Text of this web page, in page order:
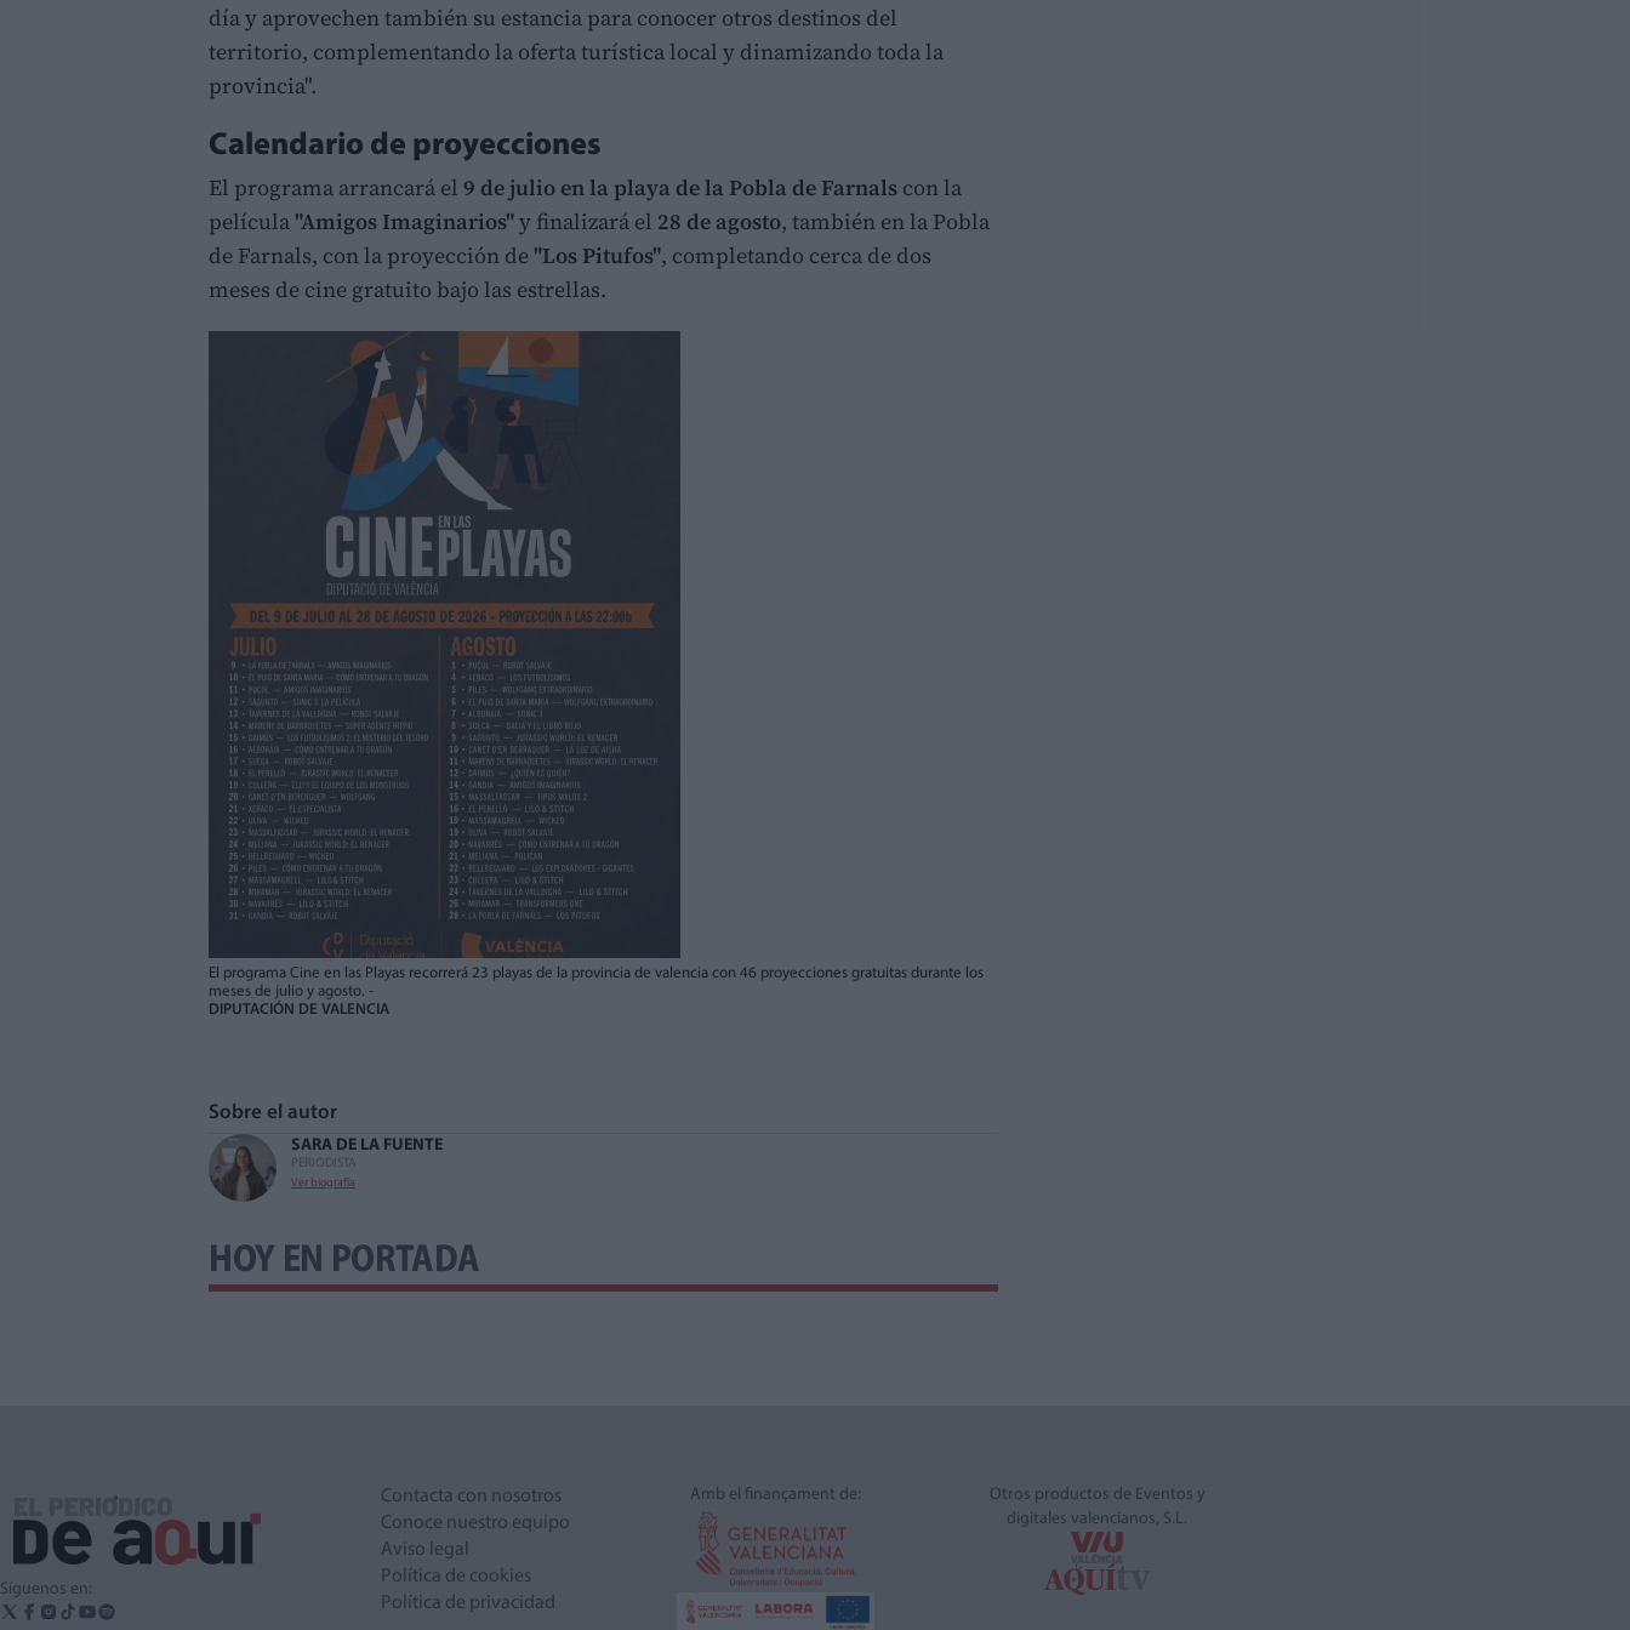
día y aprovechen también su estancia para conocer otros destinos del
territorio, complementando la oferta turística local y dinamizando toda la
provincia".
Calendario de proyecciones
El programa arrancará el 9 de julio en la playa de la Pobla de Farnals con la
película "Amigos Imaginarios"y finalizará el 28 de agosto, también en la Pobla
de Farnals, con la proyección de "Los Pitufos", completando cerca de dos
meses de cine gratuito bajo las estrellas.
El programa Cine en las Playas recorrerá 23 playas de la provincia de valencia con 46 proyecciones gratuitas durante los
meses de julio y agosto. -
DIPUTACIÓN DE VALENCIA
Sobre el autor
SARA DE LA FUENTE
PERIODISTA
Ver biografía
HOY EN PORTADA
Síguenos en:
Contacta con nosotros
Conoce nuestro equipo
Aviso legal
Política de cookies
Política de privacidad
Amb el finançament de:
Otros productos de Eventos y
digitales valencianos, S.L.